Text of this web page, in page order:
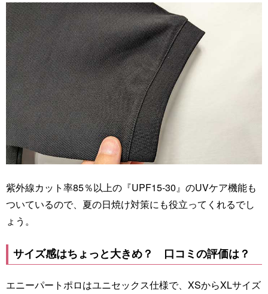
紫外線カット率85％以上の『UPF15-30』のUVケア機能も
ついているので、夏の日焼け対策にも役立ってくれるでし
ょう。
サイズ感はちょっと大きめ？ 口コミの評価は？
エニーパートポロはユニセックス仕様で、XSからXLサイズ